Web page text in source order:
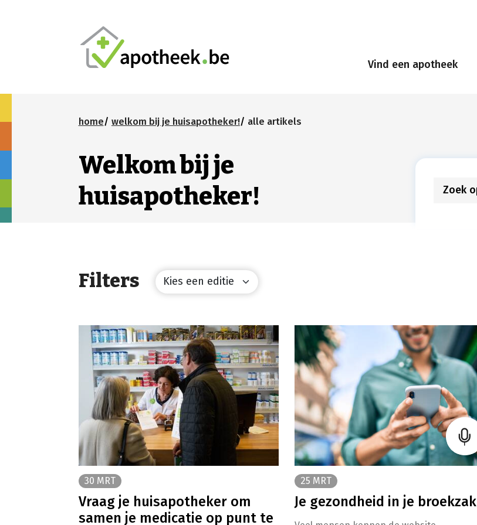
Vind een apotheek
home welkom bij je huisapotheker! alle artikels
Welkom bij je
huisapotheker!
Filters
30 MRT
Vraag je huisapotheker om
samen je medicatie op punt te
25 MRT
Je gezondheid in je broekzak